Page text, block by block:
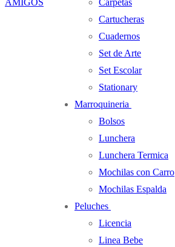
Carpetas
Cartucheras
Cuadernos
Set de Arte
Set Escolar
Stationary
Marroquineria
Bolsos
Lunchera
Lunchera Termica
Mochilas con Carro
Mochilas Espalda
Peluches
Licencia
Linea Bebe